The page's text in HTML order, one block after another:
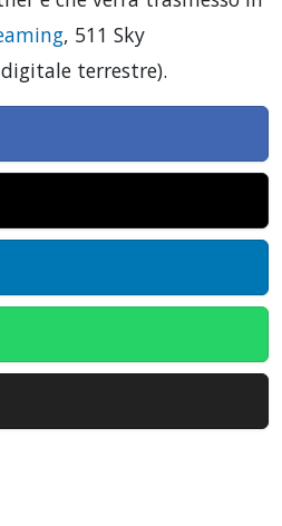
, 511 Sky
terrestre).